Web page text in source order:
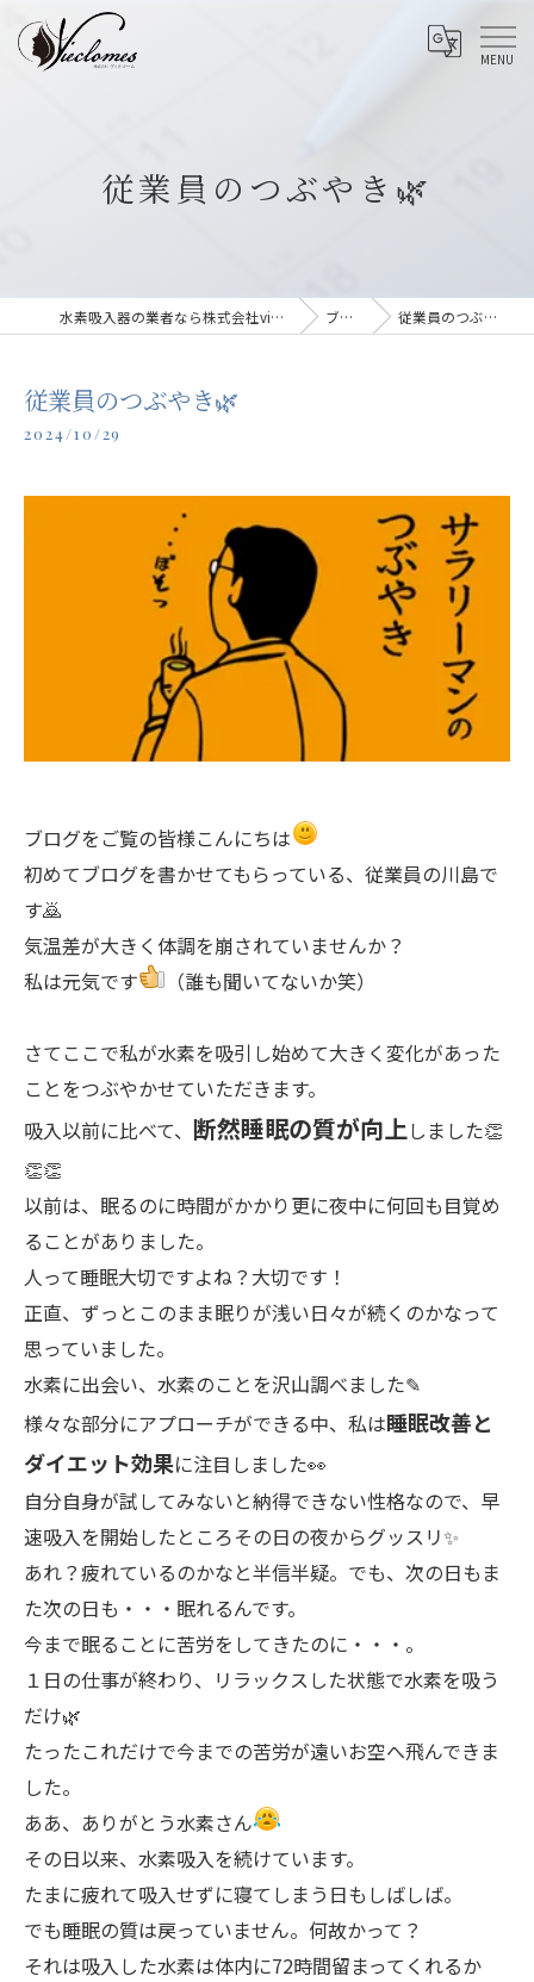
従業員のつぶやき🌿
水素吸入器の業者なら株式会社vieclomes ブログ 従業員のつぶやき🌿
従業員のつぶやき🌿
2024/10/29
ブログをご覧の皆様こんにちは
初めてブログを書かせてもらっている、従業員の川島で
す🙇
気温差が大きく体調を崩されていませんか？
私は元気です
（誰も聞いてないか笑）
さてここで私が水素を吸引し始めて大きく変化があった
ことをつぶやかせていただきます。
吸入以前に比べて、 断然睡眠の質が向上しました👏
👏👏
以前は、眠るのに時間がかかり更に夜中に何回も目覚め
ることがありました。
人って睡眠大切ですよね？大切です！
正直、ずっとこのまま眠りが浅い日々が続くのかなって
思っていました。
水素に出会い、水素のことを沢山調べました✎
様々な部分にアプローチができる中、私は睡眠改善と
ダイエット効果に注目しました👀
自分自身が試してみないと納得できない性格なので、早
速吸入を開始したところその日の夜からグッスリ✨️
あれ？疲れているのかなと半信半疑。でも、次の日もま
た次の日も・・・眠れるんです。
今まで眠ることに苦労をしてきたのに・・・。
１日の仕事が終わり、リラックスした状態で水素を吸う
だけ🌿
たったこれだけで今までの苦労が遠いお空へ飛んできま
した。
ああ、ありがとう水素さん
その日以来、水素吸入を続けています。
たまに疲れて吸入せずに寝てしまう日もしばしば。
でも睡眠の質は戻っていません。何故かって？
それは吸入した水素は体内に72時間留まってくれるか